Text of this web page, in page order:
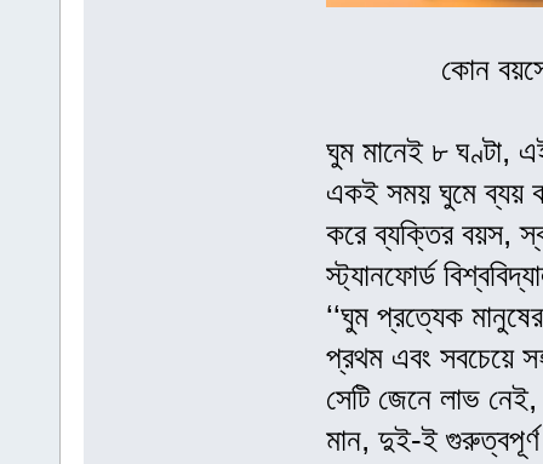
কোন
ঘুম মানেই ৮ ঘণ্টা,
একই সময় ঘুমে ব্যয়
করে ব্যক্তির বয়স,
স্ট্যানফোর্ড
‘‘ঘুম প্রত্যেক
প্রথম এবং সবচেয়ে
সেটি জেনে লাভ
মান, দুই-ই